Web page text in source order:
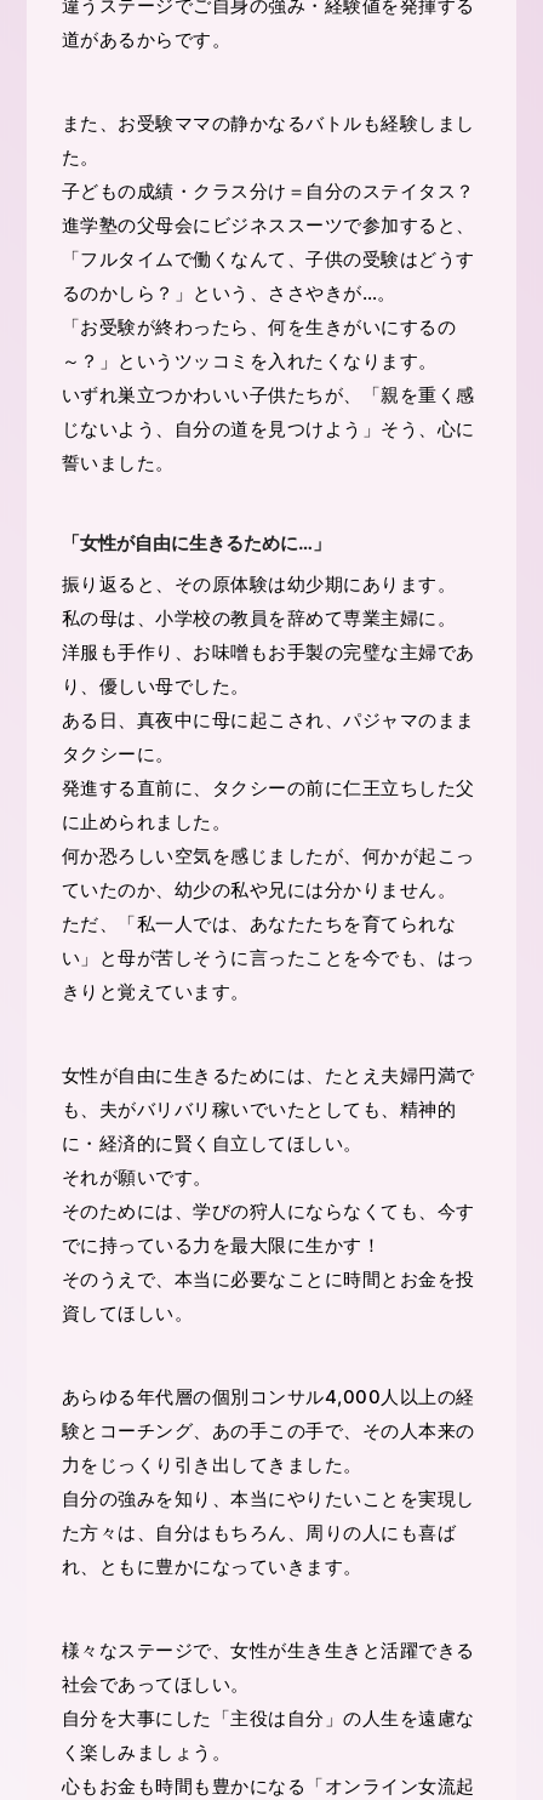
違うステージでご自身の強み・経験値を発揮する
道があるからです。
また、お受験ママの静かなるバトルも経験しまし
た。
子どもの成績・クラス分け＝自分のステイタス？
進学塾の父母会にビジネススーツで参加すると、
「フルタイムで働くなんて、子供の受験はどうす
るのかしら？」という、ささやきが…。
「お受験が終わったら、何を生きがいにするの
～？」というツッコミを入れたくなります。
いずれ巣立つかわいい子供たちが、「親を重く感
じないよう、自分の道を見つけよう」そう、心に
誓いました。
「女性が自由に生きるために…」
振り返ると、その原体験は幼少期にあります。
私の母は、小学校の教員を辞めて専業主婦に。
洋服も手作り、お味噌もお手製の完璧な主婦であ
り、優しい母でした。
ある日、真夜中に母に起こされ、パジャマのまま
タクシーに。
発進する直前に、タクシーの前に仁王立ちした父
に止められました。
何か恐ろしい空気を感じましたが、何かが起こっ
ていたのか、幼少の私や兄には分かりません。
ただ、「私一人では、あなたたちを育てられな
い」と母が苦しそうに言ったことを今でも、はっ
きりと覚えています。
女性が自由に生きるためには、たとえ夫婦円満で
も、夫がバリバリ稼いでいたとしても、精神的
に・経済的に賢く自立してほしい。
それが願いです。
そのためには、学びの狩人にならなくても、今す
でに持っている力を最大限に生かす！
そのうえで、本当に必要なことに時間とお金を投
資してほしい。
あらゆる年代層の個別コンサル4,000人以上の経
験とコーチング、あの手この手で、その人本来の
力をじっくり引き出してきました。
自分の強みを知り、本当にやりたいことを実現し
た方々は、自分はもちろん、周りの人にも喜ば
れ、ともに豊かになっていきます。
様々なステージで、女性が生き生きと活躍できる
社会であってほしい。
自分を大事にした「主役は自分」の人生を遠慮な
く楽しみましょう。
心もお金も時間も豊かになる「オンライン女流起